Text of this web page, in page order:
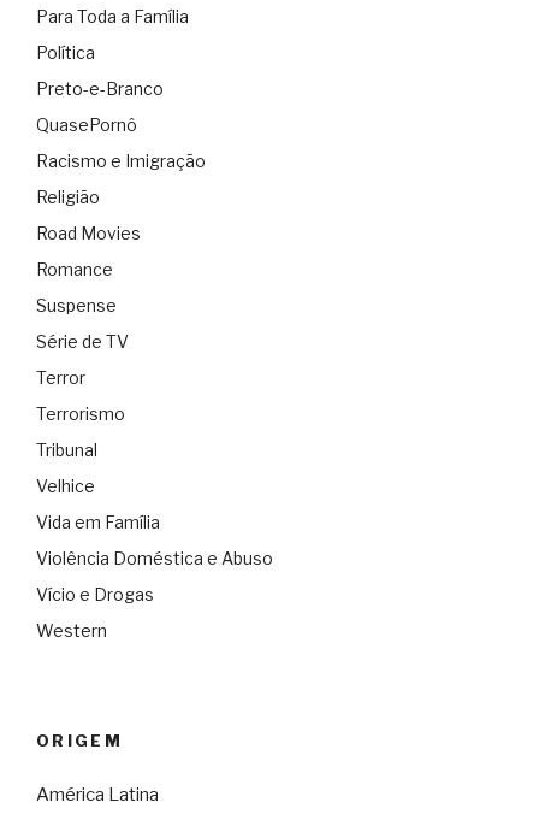
Para Toda a Família
Política
Preto-e-Branco
QuasePornô
Racismo e Imigração
Religião
Road Movies
Romance
Suspense
Série de TV
Terror
Terrorismo
Tribunal
Velhice
Vida em Família
Violência Doméstica e Abuso
Vício e Drogas
Western
ORIGEM
América Latina